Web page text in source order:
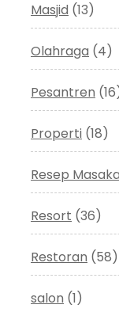
Masjid (13)
Olahraga (4)
Pesantren
Properti (18)
Resep
Resort (36)
Restoran (58)
salon (1)